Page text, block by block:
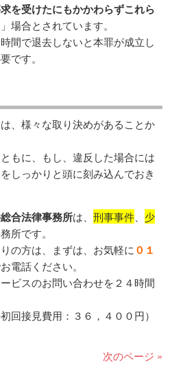
を受けたにもかかわらずこれら
」場合とされています。
間で退去しないと本罪が成立し
です。
、様々な取り決めがあることか
もに、もし、違反した場合には
しっかりと頭に刻み込んでおき
合法律事務所は、刑事事件
少
所です。
の方は、まずは、お気軽に ０１
電話ください。
ビスのお問い合わせを２４時間
回接見費用：３６，４００円）
次のページ »